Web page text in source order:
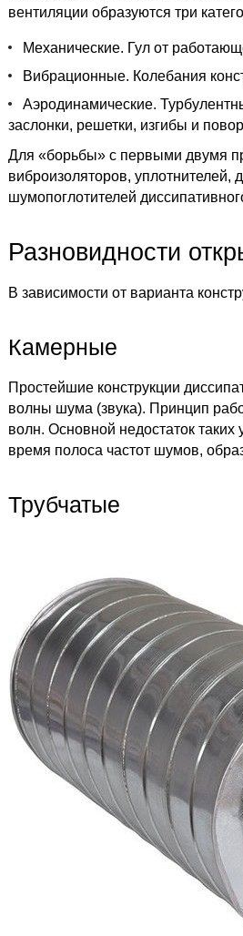
вентиляции образуются три
Механические. Гул от
Вибрационные. Колебания
Аэродинамические.
заслонки, решетки, изгибы и
Для «борьбы» с первыми двумя
виброизоляторов,
шумопоглотителей
Разновидности
В зависимости от варианта
Камерные
Простейшие конструкции
волны шума (звука). Принцип
волн. Основной недостаток
время полоса частот шумов,
Трубчатые